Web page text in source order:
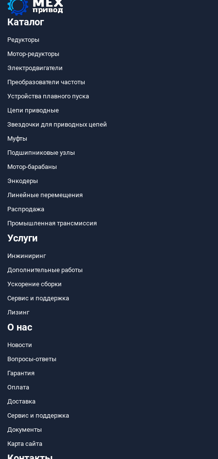
Каталог
Редукторы
Мотор-редукторы
Электродвигатели
Преобразователи частоты
Устройства плавного пуска
Цепи приводные
Звездочки для приводных цепей
Муфты
Подшипниковые узлы
Мотор-барабаны
Энкодеры
Линейные перемещения
Распродажа
Промышленная трансмиссия
Услуги
Инжиниринг
Дополнительные работы
Ускорение сборки
Сервис и поддержка
Лизинг
О нас
Новости
Вопросы-ответы
Гарантия
Оплата
Доставка
Сервис и поддержка
Документы
Карта сайта